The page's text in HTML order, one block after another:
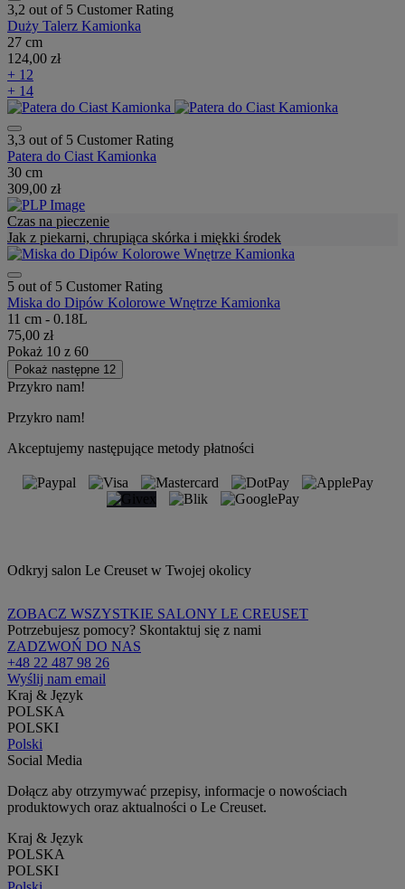
3,2 out of 5 Customer Rating
Duży Talerz Kamionka
27 cm
124,00 zł
+ 12
+ 14
3,3 out of 5 Customer Rating
Patera do Ciast Kamionka
30 cm
309,00 zł
Czas na pieczenie
Jak z piekarni, chrupiąca skórka i miękki środek
5 out of 5 Customer Rating
Miska do Dipów Kolorowe Wnętrze Kamionka
11 cm - 0.18L
75,00 zł
Pokaż 10 z 60
Pokaż następne 12
Przykro nam!
Przykro nam!
Akceptujemy następujące metody płatności
Odkryj salon Le Creuset w Twojej okolicy
ZOBACZ WSZYSTKIE SALONY LE CREUSET
Potrzebujesz pomocy? Skontaktuj się z nami
ZADZWOŃ DO NAS
+48 22 487 98 26
Wyślij nam email
Kraj & Język
POLSKA
POLSKI
Polski
Social Media
Dołącz aby otrzymywać przepisy, informacje o nowościach
produktowych oraz aktualności o Le Creuset.
Kraj & Język
POLSKA
POLSKI